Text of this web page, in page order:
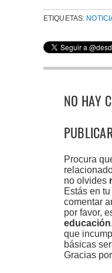
ETIQUETAS:
NO HAY
Procura
no olvides
Estás en
comentar
por favor,
educación
que
básicas
Gracias